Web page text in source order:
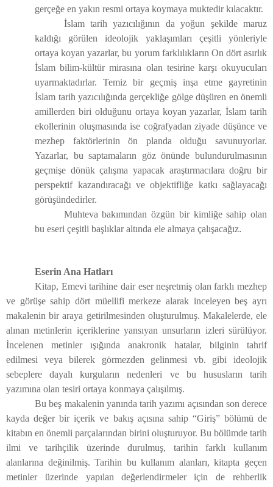
gerçeğe en yakın resmi ortaya koymaya muktedir kılacaktır.
İslam tarih yazıcılığının da yoğun şekilde maruz
kaldığı görülen ideolojik yaklaşımları çeşitli yönleriyle
ortaya koyan yazarlar, bu yorum farklılıkların On dört asırlık
İslam bilim-kültür mirasına olan tesirine karşı okuyucuları
uyarmaktadırlar. Temiz bir geçmiş inşa etme gayretinin
İslam tarih yazıcılığında gerçekliğe gölge düşüren en önemli
amillerden biri olduğunu ortaya koyan yazarlar, İslam tarih
ekollerinin oluşmasında ise coğrafyadan ziyade düşünce ve
mezhep faktörlerinin ön planda olduğu savunuyorlar.
Yazarlar, bu saptamaların göz önünde bulundurulmasının
geçmişe dönük çalışma yapacak araştırmacılara doğru bir
perspektif kazandıracağı ve objektifliğe katkı sağlayacağı
görüşündedirler.
Muhteva bakımından özgün bir kimliğe sahip olan
bu eseri çeşitli başlıklar altında ele almaya çalışacağız.
Eserin Ana Hatları
Kitap, Emevi tarihine dair eser neşretmiş olan farklı mezhep
ve görüşe sahip dört müellifi merkeze alarak inceleyen beş ayrı
makalenin bir araya getirilmesinden oluşturulmuş. Makalelerde, ele
alınan metinlerin içeriklerine yansıyan unsurların izleri sürülüyor.
İncelenen metinler ışığında anakronik
hatalar, bilginin tahrif
edilmesi veya bilerek görmezden gelinmesi vb. gibi ideolojik
sebeplere dayalı kurguların nedenleri ve bu hususların tarih
yazımına olan tesiri ortaya konmaya çalışılmış.
Bu beş makalenin yanında tarih yazımı açısından son derece
kayda değer bir içerik ve bakış açısına sahip “Giriş” bölümü de
kitabın en önemli parçalarından birini oluşturuyor. Bu bölümde tarih
ilmi ve tarihçilik üzerinde durulmuş, tarihin farklı kullanım
alanlarına değinilmiş. Tarihin bu kullanım alanları, kitapta geçen
metinler üzerinde yapılan değerlendirmeler için de rehberlik